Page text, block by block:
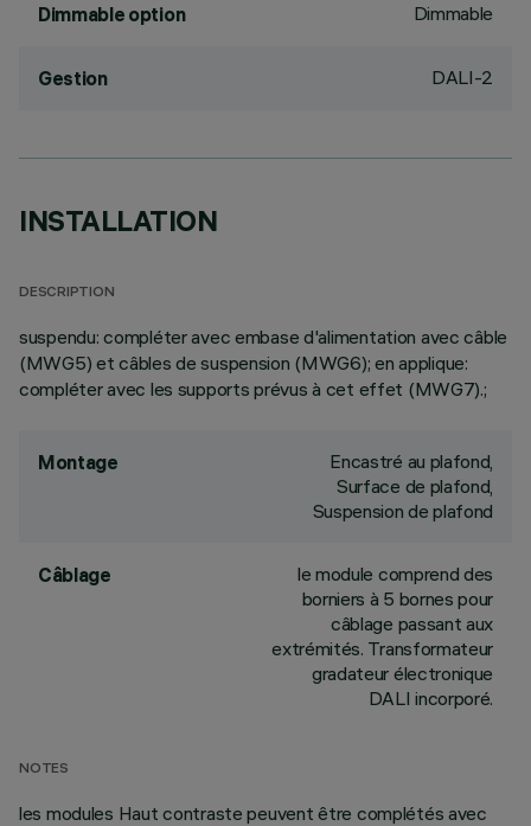
Dimmable option Dimmable
Gestion DALI-2
INSTALLATION
DESCRIPTION
suspendu: compléter avec embase d'alimentation avec câble
(MWG5) et câbles de suspension (MWG6); en applique:
compléter avec les supports prévus à cet effet (MWG7).;
Montage
Encastré au plafond,
Surface de plafond,
Suspension de plafond
Câblage
le module comprend des
borniers à 5 bornes pour
câblage passant aux
extrémités. Transformateur
gradateur électronique
DALI incorporé.
NOTES
les modules Haut contraste peuvent être complétés avec